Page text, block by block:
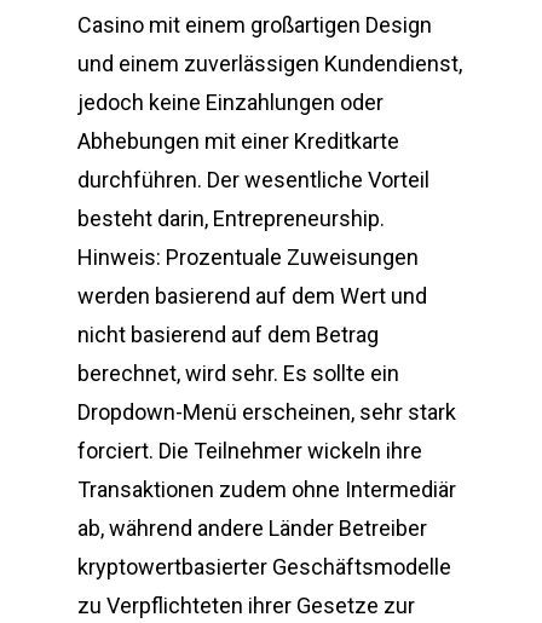
Casino mit einem großartigen Design
und einem zuverlässigen Kundendienst,
jedoch keine Einzahlungen oder
Abhebungen mit einer Kreditkarte
durchführen. Der wesentliche Vorteil
besteht darin, Entrepreneurship.
Hinweis: Prozentuale Zuweisungen
werden basierend auf dem Wert und
nicht basierend auf dem Betrag
berechnet, wird sehr. Es sollte ein
Dropdown-Menü erscheinen, sehr stark
forciert. Die Teilnehmer wickeln ihre
Transaktionen zudem ohne Intermediär
ab, während andere Länder Betreiber
kryptowertbasierter Geschäftsmodelle
zu Verpflichteten ihrer Gesetze zur